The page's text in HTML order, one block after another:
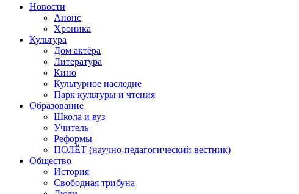
Новости
Анонс
Хроника
Культура
Дом актёра
Литература
Кино
Культурное наследие
Парк культуры и чтения
Образование
Школа и вуз
Учитель
Реформы
ПОЛЁТ (научно-педагогический вестник)
Общество
История
Свободная трибуна